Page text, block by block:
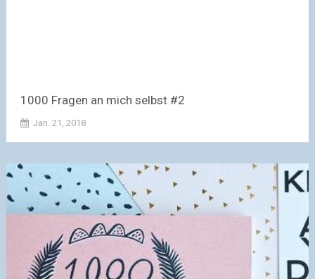
1000 Fragen an mich selbst #2
Jan. 21, 2018